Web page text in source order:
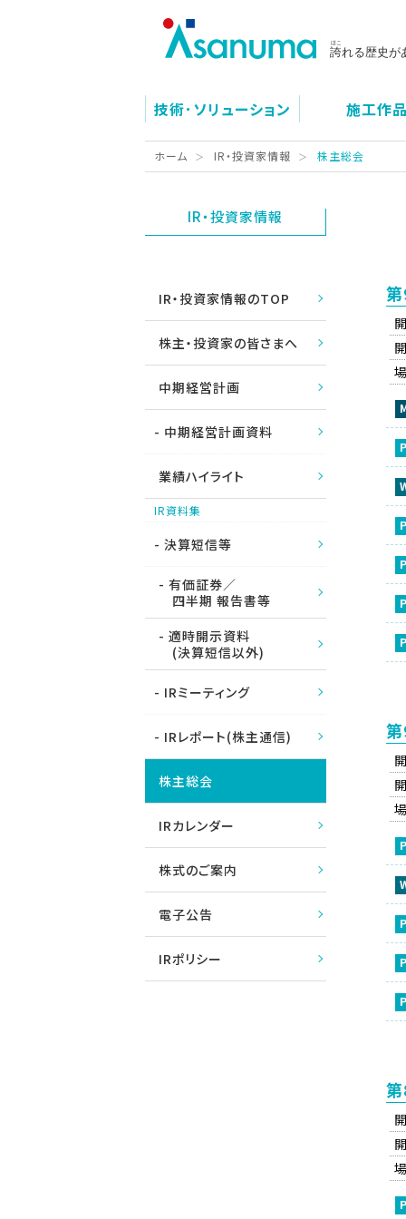
技術･ソリューション 施工作
ホーム IR・投資家情報 株主総会
IR・投資家情報
IR・投資家情報のTOP
株主・投資家の皆さまへ
中期経営計画
- 中期経営計画資料
業績ハイライト
IR資料集
- 決算短信等
- 有価証券／
四半期 報告書等
- 適時開示資料
(決算短信以外)
- IRミーティング
- IRレポート(株主通信)
株主総会
IRカレンダー
株式のご案内
電子公告
IRポリシー